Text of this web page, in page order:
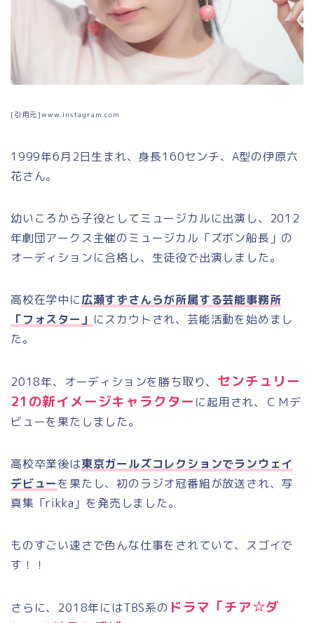
[引用元]www.instagram.com
1999年6月2日生まれ、身長160センチ、 A型の伊原六
花さん。
幼いころから子役としてミュージカルに出演し、 2012
年劇団アークス主催のミュージカル「ズボン船長」の
オーディションに合格し、生徒役で出演しました。
高校在学中に広瀬すずさんらが所属する芸能事務所
「フォスター」 にスカウトされ、芸能活動を始めまし
た。
2018年、オーディションを勝ち取り、 センチュリー
21 の新イメージキャラクター に起用され、ＣＭデ
ビューを果たしました。
高校卒業後は東京ガールズコレクションでランウェイ
デビューを果たし、初のラジオ冠番組が放送され、写
真集「rikka 」を発売しました。
ものすごい速さで色んな仕事をされていて、スゴイで
す！！
さらに、 2018年にはTBS系の ドラマ「チア☆ダ